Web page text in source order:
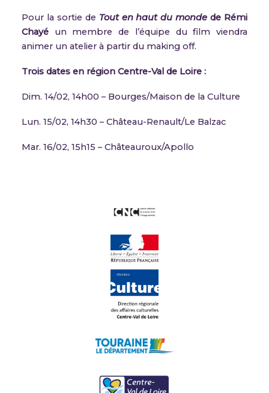
Pour la sortie de Tout en haut du monde de Rémi
Chayé un membre de l’équipe du film viendra
animer un atelier à partir du making off.
Trois dates en région Centre-Val de Loire :
Dim. 14/02, 14h00 – Bourges/Maison de la Culture
Lun. 15/02, 14h30 – Château-Renault/Le Balzac
Mar. 16/02, 15h15 – Châteauroux/Apollo